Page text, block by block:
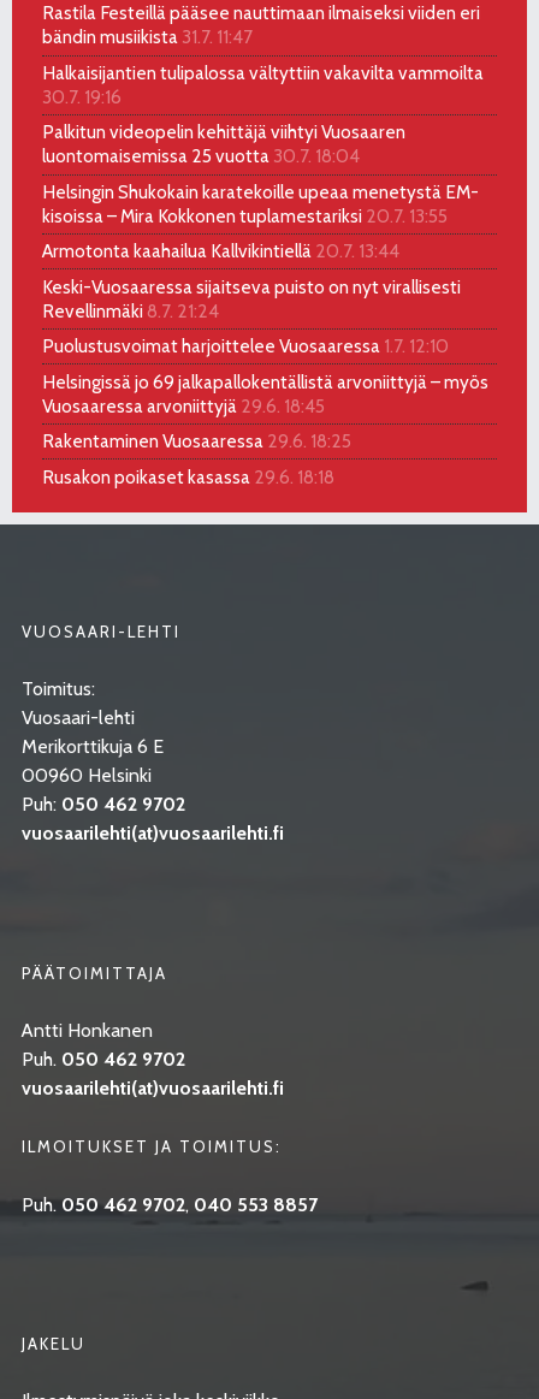
Rastila Festeillä pääsee nauttimaan ilmaiseksi viiden eri
bändin musiikista 31.7. 11:47
Halkaisijantien tulipalossa vältyttiin vakavilta vammoilta
30.7. 19:16
Palkitun videopelin kehittäjä viihtyi Vuosaaren
luontomaisemissa 25 vuotta 30.7. 18:04
Helsingin Shukokain karatekoille upeaa menetystä EM-
kisoissa – Mira Kokkonen tuplamestariksi 20.7. 13:55
Armotonta kaahailua Kallvikintiellä 20.7. 13:44
Keski-Vuosaaressa sijaitseva puisto on nyt virallisesti
Revellinmäki 8.7. 21:24
Puolustusvoimat harjoittelee Vuosaaressa 1.7. 12:10
Helsingissä jo 69 jalkapallokentällistä arvoniittyjä – myös
Vuosaaressa arvoniittyjä 29.6. 18:45
Rakentaminen Vuosaaressa 29.6. 18:25
Rusakon poikaset kasassa 29.6. 18:18
VUOSAARI-LEHTI
Toimitus:
Vuosaari-lehti
Merikorttikuja 6 E
00960 Helsinki
Puh: 050 462 9702
vuosaarilehti(at)vuosaarilehti.fi
PÄÄTOIMITTAJA
Antti Honkanen
Puh. 050 462 9702
vuosaarilehti(at)vuosaarilehti.fi
ILMOITUKSET JA TOIMITUS:
Puh. 050 462 9702, 040 553 8857
JAKELU